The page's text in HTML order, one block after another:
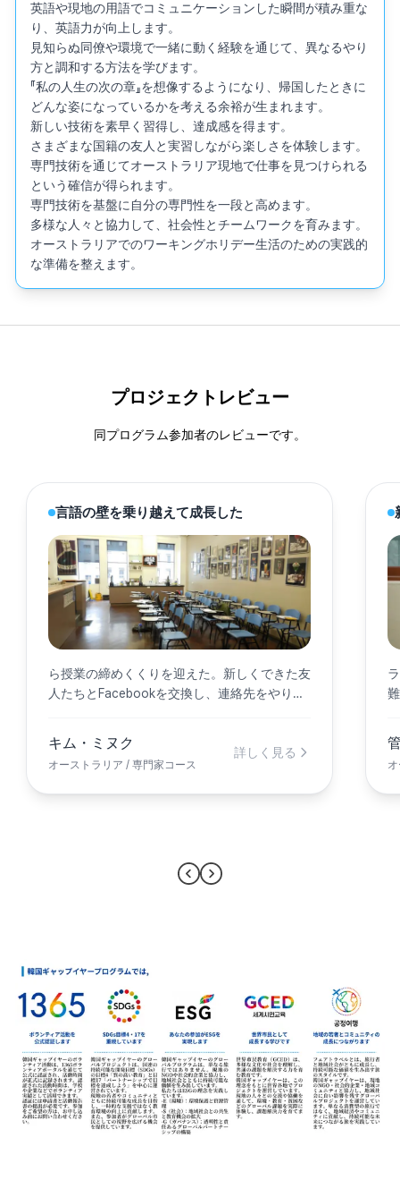
英語や現地の用語でコミュニケーションした瞬間が積み重な
り、英語力が向上します。
見知らぬ同僚や環境で一緒に動く経験を通じて、異なるやり
方と調和する方法を学びます。
『私の人生の次の章』を想像するようになり、帰国したときに
どんな姿になっているかを考える余裕が生まれます。
新しい技術を素早く習得し、達成感を得ます。
さまざまな国籍の友人と実習しながら楽しさを体験します。
専門技術を通じてオーストラリア現地で仕事を見つけられる
という確信が得られます。
専門技術を基盤に自分の専門性を一段と高めます。
多様な人々と協力して、社会性とチームワークを育みます。
オーストラリアでのワーキングホリデー生活のための実践的
な準備を整えます。
プロジェクトレビュー
同プログラム参加者のレビューです。
言語の壁を乗り越えて成長した
ら授業の締めくくりを迎えた。新しくできた友
人たちとFacebookを交換し、連絡先をやり取
キム・ミヌク
オーストラリア / 専門家コース
詳しく見る